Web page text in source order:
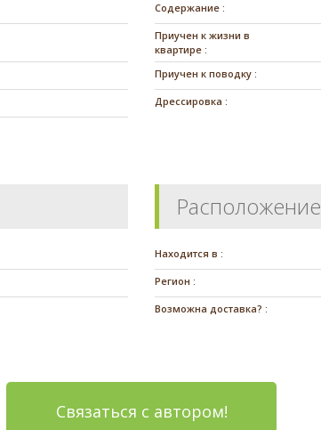
Содержание :
Приучен к жизни в
квартире :
Приучен к поводку :
Дрессировка :
Расположение
Находится в :
Регион :
Возможна доставка? :
Связаться с автором!